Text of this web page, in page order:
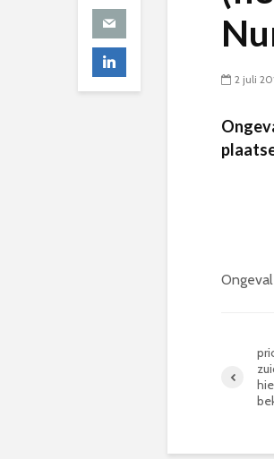
2 juli